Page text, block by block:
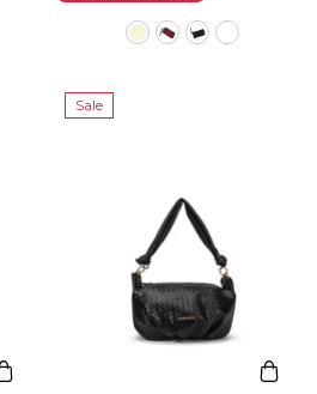
Sale